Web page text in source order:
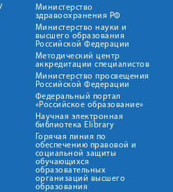
Министерство
здравоохранения РФ
Министерство науки и
высшего образования
Российской Федерации
Методический центр
аккредитации специалистов
Министерство просвещения
Российской Федерации
Федеральный портал
«Российское образование»
Научная электронная
библиотека Elibrary
Горячая линия по
обеспечению правовой и
социальной защиты
обучающихся
образовательных
организаций высшего
образования